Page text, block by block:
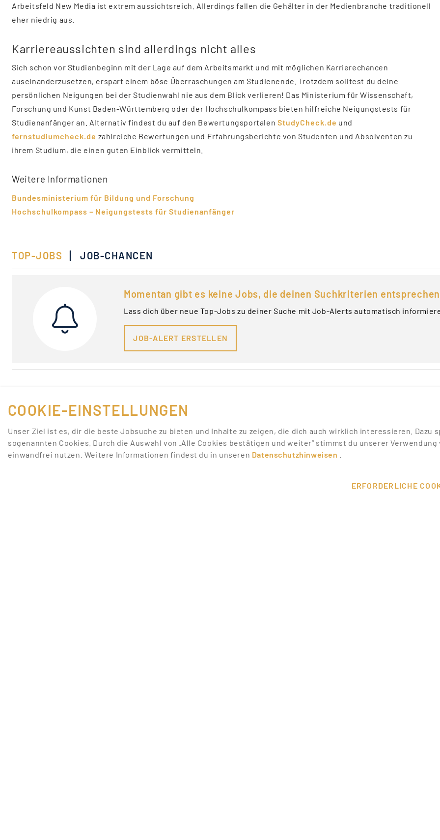
Arbeitsfeld New Media ist extrem aussichtsreich. Allerdings fallen die Gehälter in der Medienbranche traditionell
eher niedrig aus.
Karriereaussichten sind allerdings nicht alles
Sich schon vor Studienbeginn mit der Lage auf dem Arbeitsmarkt und mit möglichen Karrierechancen
auseinanderzusetzen, erspart einem böse Überraschungen am Studienende. Trotzdem solltest du deine
persönlichen Neigungen bei der Studienwahl nie aus dem Blick verlieren! Das Ministerium für Wissenschaft,
Forschung und Kunst Baden-Württemberg oder der Hochschulkompass bieten hilfreiche Neigungstests für
Studienanfänger an. Alternativ findest du auf den Bewertungsportalen StudyCheck.de und
fernstudiumcheck.de zahlreiche Bewertungen und Erfahrungsberichte von Studenten und Absolventen zu
ihrem Studium, die einen guten Einblick vermitteln.
Weitere Informationen
Bundesministerium für Bildung und Forschung
Hochschulkompass – Neigungstests für Studienanfänger
TOP-JOBS | JOB-CHANCEN
Momentan gibt es keine Jobs, die deinen Suchkriterien
Lass dich über neue Top-Jobs zu deiner Suche mit Job-Alerts automatisch
JOB-ALERT ERSTELLEN
DEINE
COOKIE-EINSTELLUNGEN
Unser Ziel ist es, dir die beste Jobsuche zu bieten und Inhalte zu zeigen, die dich auch wirklich interessieren. Dazu
sogenannten Cookies. Durch die Auswahl von „Alle Cookies bestätigen und weiter“ stimmst du unserer
einwandfrei nutzen. Weitere Informationen findest du in unseren Datenschutzhinweisen
ERFORDERLICHE